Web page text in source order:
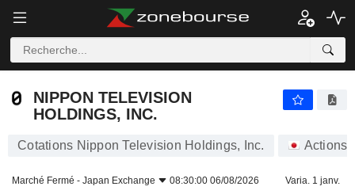
NIPPON TELEVISION HOLDINGS, INC. 2 871,00
NIPPON TELEVISION
HOLDINGS, INC.
Cotations Nippon Television Holdings, Inc. Actions
Marché Fermé - Japan Exchange 08:30:00 06/08/2026 Varia. 1 janv.